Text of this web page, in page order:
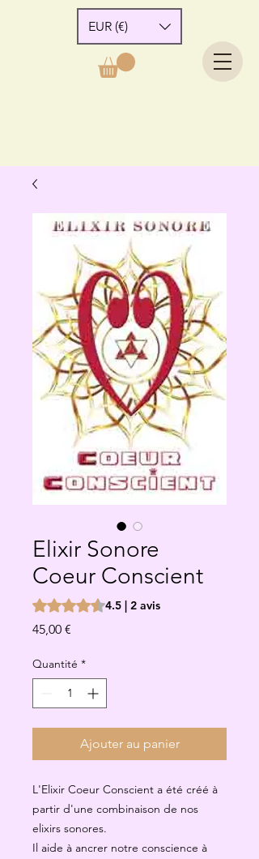
EUR (€)
Elixir Sonore
Coeur Conscient
La note est de 4.5 sur cinq étoiles selon
4.5 | 2 avis
45,00 €
Quantité *
Ajouter au panier
L'Elixir Coeur Conscient a été créé à
partir d'une combinaison de nos
elixirs sonores.
Il aide à ancrer notre conscience à